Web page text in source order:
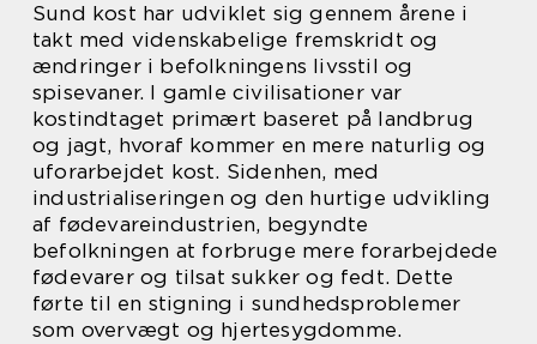
Sund kost har udviklet sig gennem årene i
takt med videnskabelige fremskridt og
ændringer i befolkningens livsstil og
spisevaner. I gamle civilisationer var
kostindtaget primært baseret på landbrug
og jagt, hvoraf kommer en mere naturlig og
uforarbejdet kost. Sidenhen, med
industrialiseringen og den hurtige udvikling
af fødevareindustrien, begyndte
befolkningen at forbruge mere forarbejdede
fødevarer og tilsat sukker og fedt. Dette
førte til en stigning i sundhedsproblemer
som overvægt og hjertesygdomme.